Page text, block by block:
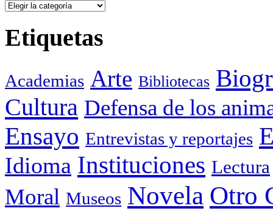
Categorías
Etiquetas
Academias Arte Bibliotecas
Cultura Defensa de los
Ensayo Entrevistas y reportajes
Idioma Instituciones Lectura
Moral Museos Novela Otro